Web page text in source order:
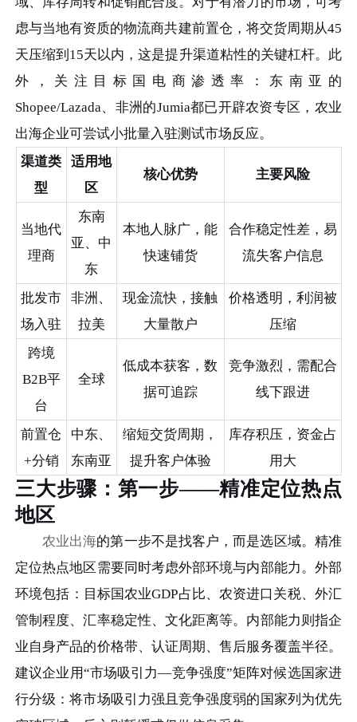
虑与当地有资质的物流商共建前置仓，将交货周期从45
天压缩到15天以内，这是提升渠道粘性的关键杠杆。此
外，关注目标国电商渗透率：东南亚的
Shopee/Lazada、非洲的Jumia都已开辟农资专区，农业
出海企业可尝试小批量入驻测试市场反应。
渠道类
型
适用地
区
核心优势 主要风险
当地代
理商
东南
亚、中
东
本地人脉广，能
快速铺货
合作稳定性差，易
流失客户信息
批发市
场入驻
非洲、
拉美
现金流快，接触
大量散户
价格透明，利润被
压缩
跨境
B2B平
台
全球
低成本获客，数
据可追踪
竞争激烈，需配合
线下跟进
前置仓
+分销
中东、
东南亚
缩短交货周期，
提升客户体验
库存积压，资金占
用大
三大步骤：第一步——精准定位热点
地区
农业出海的第一步不是找客户，而是选区域。精准
定位热点地区需要同时考虑外部环境与内部能力。外部
环境包括：目标国农业GDP占比、农资进口关税、外汇
管制程度、汇率稳定性、文化距离等。内部能力则指企
业自身产品的价格带、认证周期、售后服务覆盖半径。
建议企业用“市场吸引力—竞争强度”矩阵对候选国家进
行分级：将市场吸引力强且竞争强度弱的国家列为优先